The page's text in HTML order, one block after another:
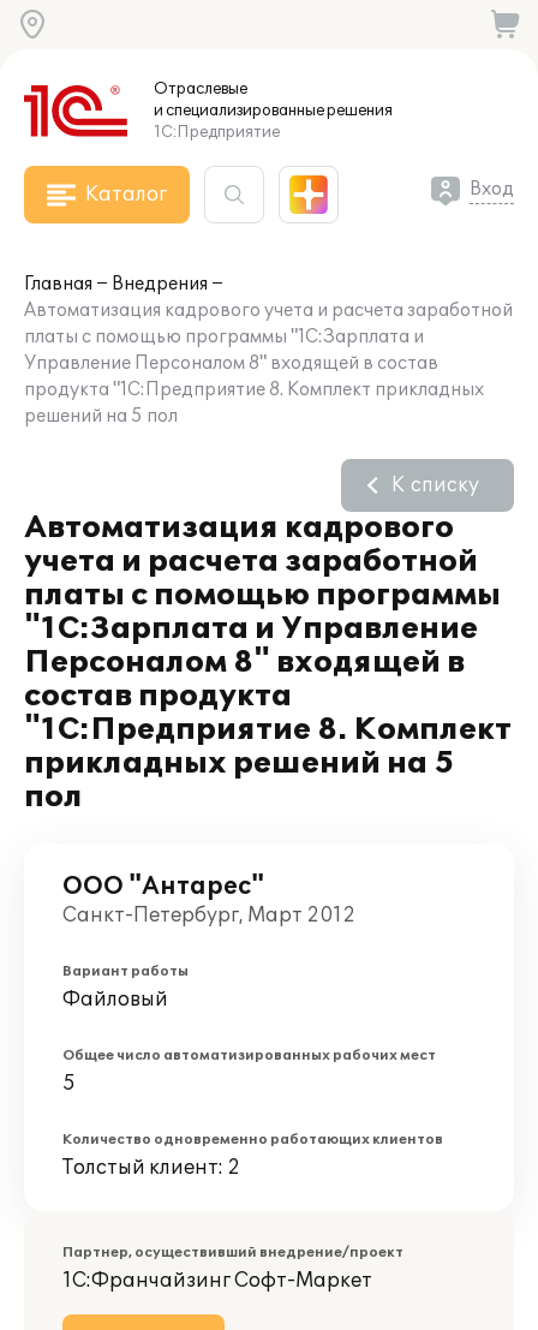
Отраслевые
и специализированныерешения
1С:Предприятие
Каталог Вход
Главная
Внедрения
Автоматизация кадрового учета и расчета заработной
платы с помощью программы "1С:Зарплата и
Управление Персоналом 8" входящей в состав
продукта "1С:Предприятие 8. Комплект прикладных
решений на 5 пол
Автоматизация кадрового
учета и расчета заработной
платы с помощью программы
"1С:Зарплата и Управление
Персоналом 8" входящей в
состав продукта
"1С:Предприятие 8. Комплект
прикладных решений на 5
пол
К списку
ООО "Антарес"
Санкт-Петербург, Март 2012
Вариант работы
Файловый
Общее число автоматизированных рабочих мест
5
Количество одновременно работающих клиентов
Толстый клиент: 2
Партнер, осуществивший внедрение/проект
1С:Франчайзинг Софт-Маркет